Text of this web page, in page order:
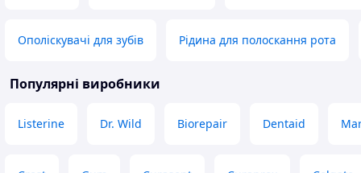
полоскання одразу відчувається
залишається відчуття чистоти без
липкості чи надмірно різкого
регулярному використанні разом із
Ополіскувачі для зубів Рідина для полоскання рота
Популярні виробники
Listerine Dr. Wild Biorepair Dentaid